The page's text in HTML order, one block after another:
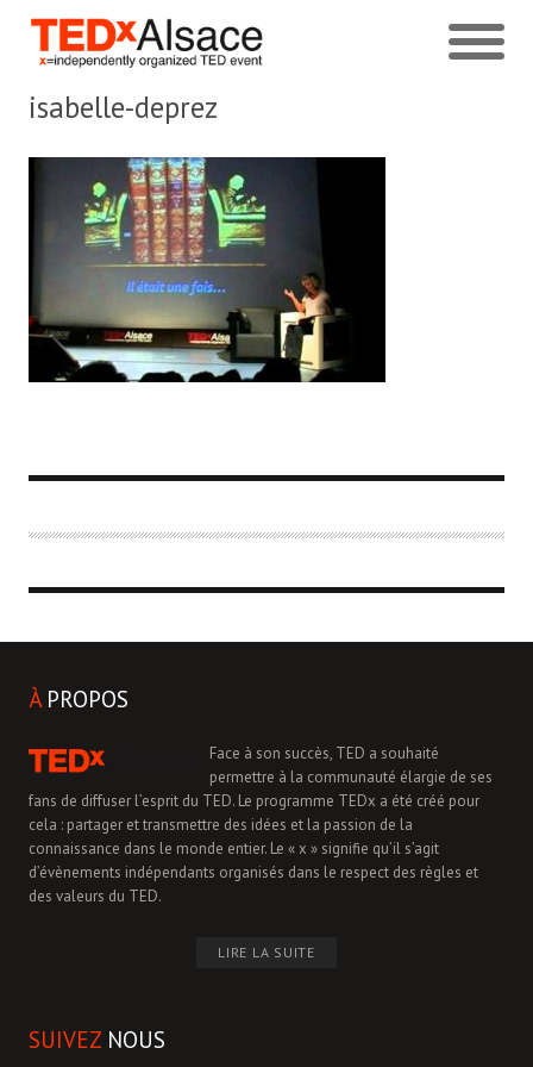
isabelle-deprez
ÀPROPOS
Face à son succès, TED a souhaité
permettre à la communauté élargie de ses
fans de diffuser l’esprit du TED. Le programme TEDx a été créé pour
cela : partager et transmettre des idées et la passion de la
connaissance dans le monde entier. Le « x » signifie qu’il s’agit
d’évènements indépendants organisés dans le respect des règles et
des valeurs du TED.
LIRE LA SUITE
SUIVEZ NOUS